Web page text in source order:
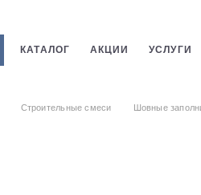
КАТАЛОГ АКЦИИ УСЛУГИ
Строительные смеси Шовные